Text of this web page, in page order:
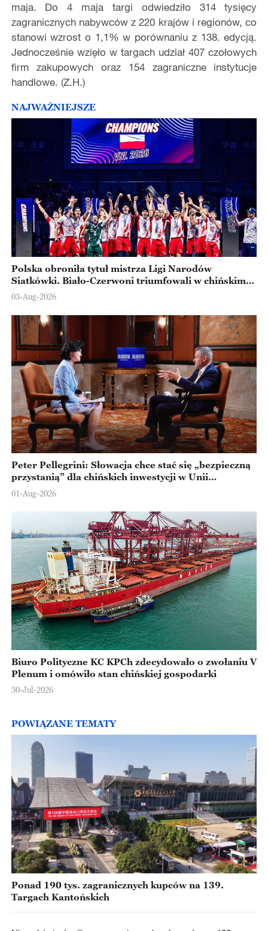
maja. Do 4 maja targi odwiedziło 314 tysięcy
zagranicznych nabywców z 220 krajów i regionów, co
stanowi wzrost o 1,1% w porównaniu z 138. edycją.
Jednocześnie wzięło w targach udział 407 czołowych
firm zakupowych oraz 154 zagraniczne instytucje
handlowe. (Z.H.)
NAJWAŻNIEJSZE
Polska obroniła tytuł mistrza Ligi Narodów
Siatkówki. Biało-Czerwoni triumfowali w chińskim
Ningbo
03-Aug-2026
Peter Pellegrini: Słowacja chce stać się „bezpieczną
przystanią” dla chińskich inwestycji w Unii
Europejskiej
01-Aug-2026
Biuro Polityczne KC KPCh zdecydowało o zwołaniu V
Plenum i omówiło stan chińskiej gospodarki
30-Jul-2026
POWIĄZANE TEMATY
Ponad 190 tys. zagranicznych kupców na 139.
Targach Kantońskich